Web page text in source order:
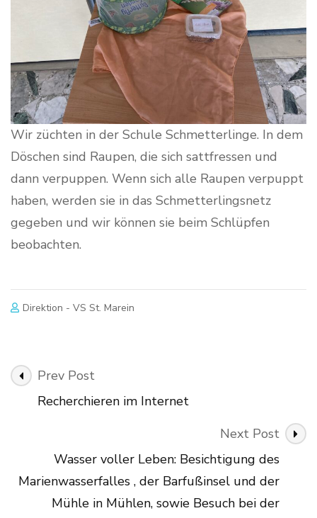
Wir züchten in der Schule Schmetterlinge. In dem
Döschen sind Raupen, die sich sattfressen und
dann verpuppen. Wenn sich alle Raupen verpuppt
haben, werden sie in das Schmetterlingsnetz
gegeben und wir können sie beim Schlüpfen
beobachten.
Direktion - VS St. Marein
Post
Navigation
Prev Post
Recherchieren im Internet
Next Post
Wasser voller Leben: Besichtigung des
Marienwasserfalles , der Barfußinsel und der
Mühle in Mühlen, sowie Besuch bei der